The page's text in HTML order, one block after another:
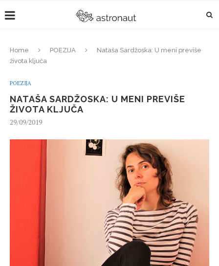
Home POEZIJA
Nataša Sardžoska: U meni previše
života ključa
POEZIJA
NATAŠA SARDŽOSKA: U MENI PREVIŠE
ŽIVOTA KLJUČA
29/09/2019